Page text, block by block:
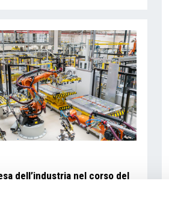
dell’industria nel corso del